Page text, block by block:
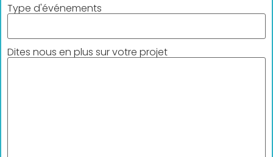
Type d'événements
Dites nous en plus sur votre projet